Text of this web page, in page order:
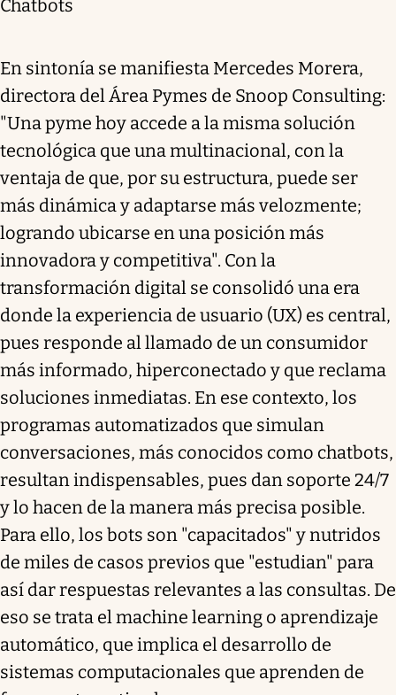
Chatbots
En sintonía se manifiesta Mercedes Morera,
directora del Área Pymes de Snoop Consulting:
"Una pyme hoy accede a la misma solución
tecnológica que una multinacional, con la
ventaja de que, por su estructura, puede ser
más dinámica y adaptarse más velozmente;
logrando ubicarse en una posición más
innovadora y competitiva". Con la
transformación digital se consolidó una era
donde la experiencia de usuario (UX) es central,
pues responde al llamado de un consumidor
más informado, hiperconectado y que reclama
soluciones inmediatas. En ese contexto, los
programas automatizados que simulan
conversaciones, más conocidos como chatbots,
resultan indispensables, pues dan soporte 24/7
y lo hacen de la manera más precisa posible.
Para ello, los bots son "capacitados" y nutridos
de miles de casos previos que "estudian" para
así dar respuestas relevantes a las consultas. De
eso se trata el machine learning o aprendizaje
automático, que implica el desarrollo de
sistemas computacionales que aprenden de